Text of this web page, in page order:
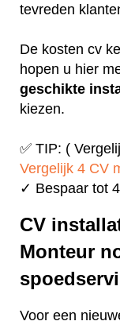
tevreden
De kosten cv
hopen u hier
geschikte
kiezen.
✅ TIP: (
Vergelijk 4 CV
✓ Bespaar tot
CV
Monteur
Voor een